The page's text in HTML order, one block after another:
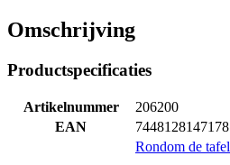
Omschrijving
Productspecificaties
Artikelnummer
206200
EAN
7448128147178
Rondom de tafel